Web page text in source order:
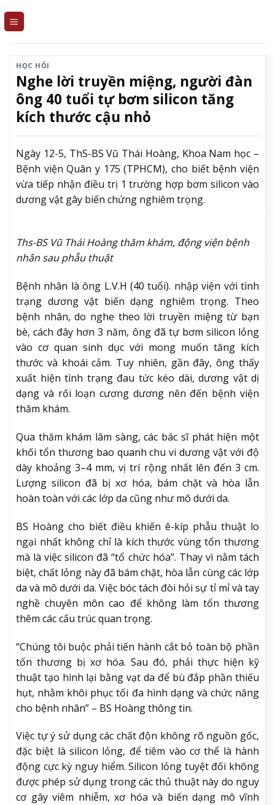
HỌC HỎI
Nghe lời truyền miệng, người đàn
ông 40 tuổi tự bơm silicon tăng
kích thước cậu nhỏ
Ngày 12-5, ThS-BS Vũ Thái Hoàng, Khoa Nam học –
Bệnh viện Quân y 175 (TPHCM), cho biết bệnh viện
vừa tiếp nhận điều trị 1 trường hợp bơm silicon vào
dương vật gây biến chứng nghiêm trọng.
Ths-BS Vũ Thái Hoàng thăm khám, động viện bệnh
nhân sau phẫu thuật
Bệnh nhân là ông L.V.H (40 tuổi). nhập viện với tình
trạng dương vật biến dạng nghiêm trọng. Theo
bệnh nhân, do nghe theo lời truyền miệng từ bạn
bè, cách đây hơn 3 năm, ông đã tự bơm silicon lỏng
vào cơ quan sinh dục với mong muốn tăng kích
thước và khoái cảm. Tuy nhiên, gần đây, ông thấy
xuất hiện tình trạng đau tức kéo dài, dương vật dị
dạng và rối loạn cương dương nên đến bệnh viện
thăm khám.
Qua thăm khám lâm sàng, các bác sĩ phát hiện một
khối tổn thương bao quanh chu vi dương vật với độ
dày khoảng 3–4 mm, vị trí rộng nhất lên đến 3 cm.
Lượng silicon đã bị xơ hóa, bám chặt và hòa lẫn
hoàn toàn với các lớp da cũng như mô dưới da.
BS Hoàng cho biết điều khiến ê-kíp phẫu thuật lo
ngại nhất không chỉ là kích thước vùng tổn thương
mà là việc silicon đã “tổ chức hóa”. Thay vì nằm tách
biệt, chất lỏng này đã bám chặt, hòa lẫn cùng các lớp
da và mô dưới da. Việc bóc tách đòi hỏi sự tỉ mỉ và tay
nghề chuyên môn cao để không làm tổn thương
thêm các cấu trúc quan trọng.
“Chúng tôi buộc phải tiến hành cắt bỏ toàn bộ phần
tổn thương bị xơ hóa. Sau đó, phải thực hiện kỹ
thuật tạo hình lại bằng vạt da để bù đắp phần thiếu
hụt, nhằm khôi phục tối đa hình dạng và chức năng
cho bệnh nhân” – BS Hoàng thông tin.
Việc tự ý sử dụng các chất độn không rõ nguồn gốc,
đặc biệt là silicon lỏng, để tiêm vào cơ thể là hành
động cực kỳ nguy hiểm. Silicon lỏng tuyệt đối không
được phép sử dụng trong các thủ thuật này do nguy
cơ gây viêm nhiễm, xơ hóa và biến dạng mô vĩnh